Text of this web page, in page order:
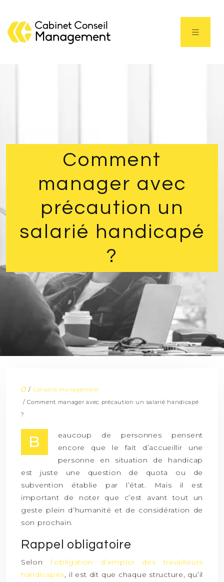
Comment
manager avec
précaution un
salarié handicapé
?
/ Conseils management
/ Comment manager avec précaution un salarié handicapé
?
B
eaucoup de personnes pensent
encore que le fait d’accueillir une
personne en situation de handicap
est juste une question de quota ou de
subvention établie par l’état. Mais il est
important de noter que c’est avant tout un
geste plein d’humanité et de considération de
son prochain.
Rappel obligatoire
Selon l’obligation d’emploi des travailleurs
handicapés, il est dit que chaque structure, qu’il